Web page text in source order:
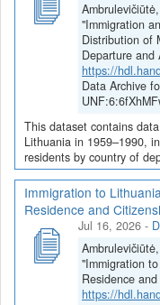
"Immigration
Distribution of
Departure and
https://
Data Archive
This dataset contains
Lithuania in 1959–1990,
residents by country of
Immigration to
Residence and
Jul 16, 2026 -
"Immigration
Residence
https://